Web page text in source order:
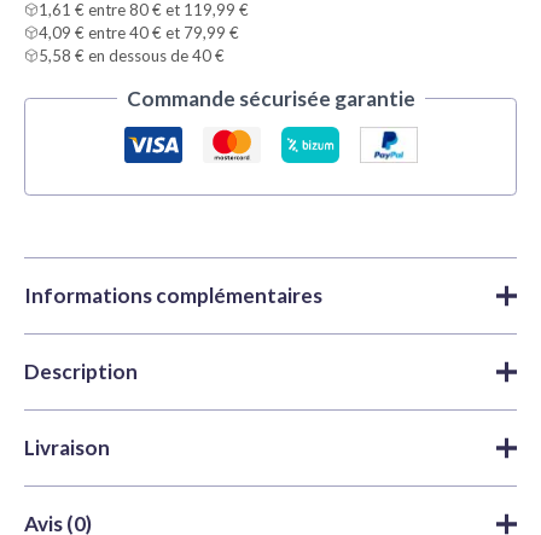
1,61 € entre 80 € et 119,99 €
4,09 € entre 40 € et 79,99 €
5,58 € en dessous de 40 €
Commande sécurisée garantie
Informations complémentaires
Marque
Peintures,Peintures acryliques,
UGS
TAM81507
Couleur
Description
Tamiya X7 Red est une peinture acrylique polyvalente et
Livraison
Délais de traitement et d'expédition
: nous expédions
Avis (0)